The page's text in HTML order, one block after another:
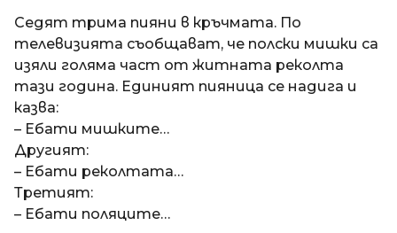
п
р
е
д
и
1
8
г
о
д
t
i
Седят трима пияни в кръчмата. По
телевизията съобщават, че полски мишки са
изяли голяма част от житната реколта
тази година. Единият пияница се надига и
казва:
– Ебати мишките…
Другият:
– Ебати реколтата…
Третият:
– Ебати поляците…